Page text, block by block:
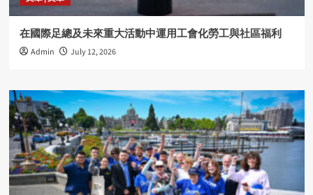
在國際足總及未來重大活動中運用工會化勞工與社區福利
Admin July 12, 2026